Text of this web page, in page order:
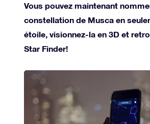
Vous pouvez maintenant
constellation de Musca en
étoile, visionnez-la en 3D et
Star Finder!